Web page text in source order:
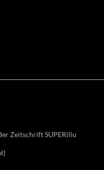
Zeitschrift SUPERillu